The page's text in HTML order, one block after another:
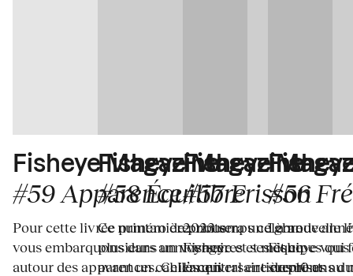
Fisheye Magazine
#59 Apparence
Pour cette livrée printanière, nous
vous embarquons dans un voyage
autour des apparences. Celles qui
Fisheye Magazine
#58 Équilibre
Ce numéro de printemps célèbre
plusieurs anniversaires et met en
avant un cahier central entièrement
Fisheye
#57 Frisson
2023 sera une grande
Fisheye et ses équipes qui
l’anniversaire des 10 ans du
#56
La nouvelle
Fisheye vous
surprises au